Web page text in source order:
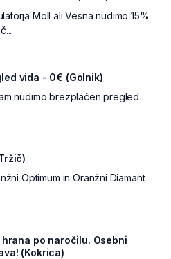
Moll ali Vesna nudimo 15%
vida - 0€ (Golnik)
nudimo brezplačen pregled
Optimum in Oranžni Diamant
po naročilu. Osebni
(Kokrica)